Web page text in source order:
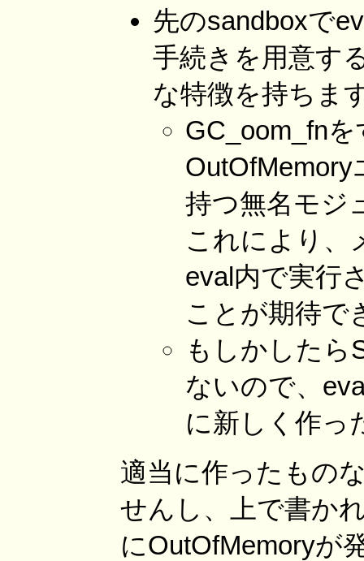
先のsandboxで
手続きを用意す
な特徴を持ちま
GC_oom_fn
持つ無名モジ
これにより、
eval内で実行
ことが期待で
もしかしたら
ないので、
に新しく作っ
適当に作ったもの
せんし、上で書か
にOutOfMemoryが